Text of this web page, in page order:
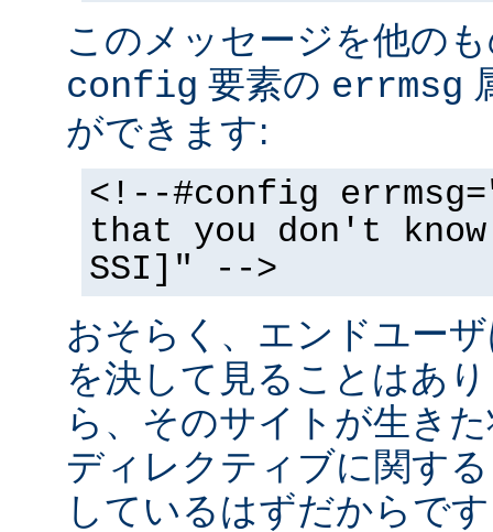
このメッセージを他の
config 要素の errmsg
ができます:
<!--#config
that you don't
SSI]" -->
おそらく、エンドユー
を決して見ることはあ
ら、そのサイトが生き
ディレクティブに関す
しているはずだからで